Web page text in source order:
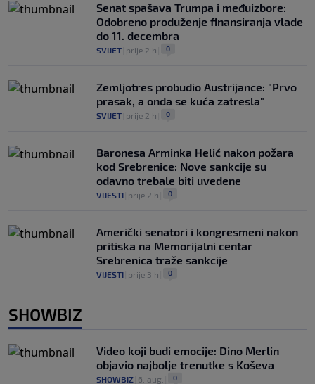
Senat spašava Trumpa i međuizbore:
Odobreno produženje finansiranja vlade
do 11. decembra
SVIJET prije 2 h 0
Zemljotres probudio Austrijance: "Prvo
prasak, a onda se kuća zatresla"
SVIJET prije 2 h 0
Baronesa Arminka Helić nakon požara
kod Srebrenice: Nove sankcije su
odavno trebale biti uvedene
VIJESTI prije 2 h 0
Američki senatori i kongresmeni nakon
pritiska na Memorijalni centar
Srebrenica traže sankcije
VIJESTI prije 3 h 0
SHOWBIZ
Video koji budi emocije: Dino Merlin
objavio najbolje trenutke s Koševa
SHOWBIZ 6. aug. 0